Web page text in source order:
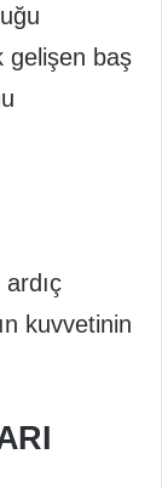
gelişen baş
kuvvetinin